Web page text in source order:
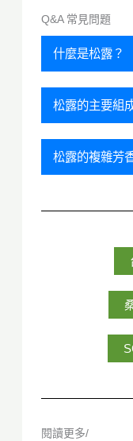
Q&A 常見問題
什麼是松露？
松露的主要組
松露的複雜芳
閱讀更多/